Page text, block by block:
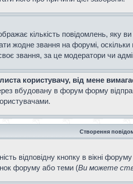
кількість повідомлень, яку
жодне звання на форумі,
звання, за це модератори чи
користувачу, від мене
вбудовану в форум форму
Створення
відповідну кнопку в вікні
форуму або теми (Ви можете